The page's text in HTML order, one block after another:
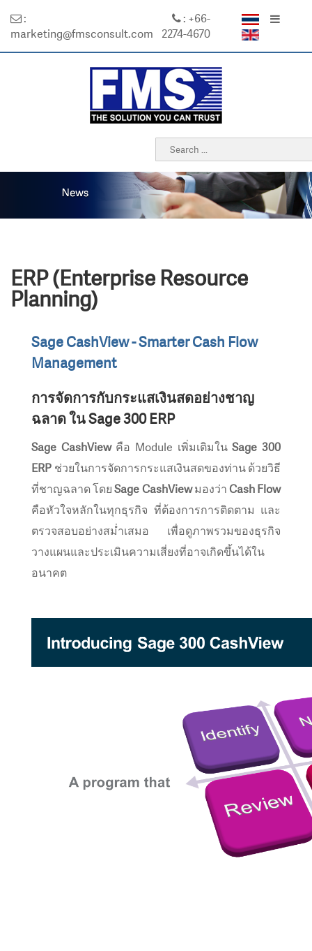
:
marketing@fmsconsult.com
: +66-
2274-4670
ERP (Enterprise Resource
Planning)
Sage CashView - Smarter Cash Flow
Management
การจัดการกับกระแสเงินสดอย่างชาญ
ฉลาด ใน Sage 300 ERP
Sage CashViewคือ Module เพิ่มเติมในSage 300
ERP ช่วยในการจัดการกระแสเงินสดของท่าน ด้วยวิธี
ที่ชาญฉลาด โดยSage CashViewมองว่าCash Flow
คือหัวใจหลักในทุกธุรกิจ ที่ต้องการการติดตาม และ
ตรวจสอบอย่างสม่ำเสมอ เพื่อดูภาพรวมของธุรกิจ
วางแผนและประเมินความเสี่ยงที่อาจเกิดขึ้นได้ใน
อนาคต